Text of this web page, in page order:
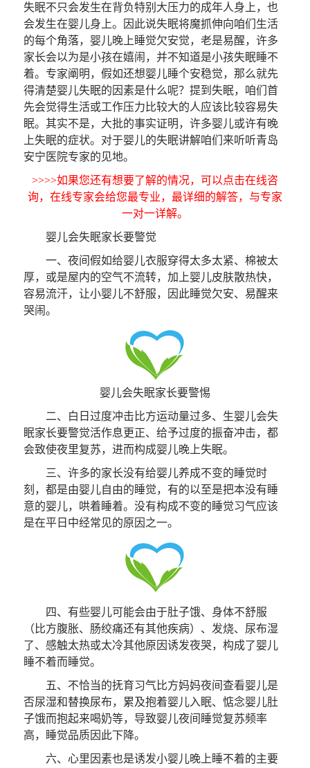
失眠不只会发生在背负特别大压力的成年人身上，也
会发生在婴儿身上。因此说失眠将魔抓伸向咱们生活
的每个角落，婴儿晚上睡觉欠安觉，老是易醒，许多
家长会以为是小孩在嬉闹，并不知道是小孩失眠睡不
着。专家阐明，假如还想婴儿睡个安稳觉，那么就先
得清楚婴儿失眠的因素是什么呢？提到失眠，咱们首
先会觉得生活或工作压力比较大的人应该比较容易失
眠。其实不是，大批的事实证明，许多婴儿或许有晚
上失眠的症状。对于婴儿的失眠讲解咱们来听听青岛
安宁医院专家的见地。
>>>>如果您还有想要了解的情况，可以点击在线咨
询，在线专家会给您最专业，最详细的解答，与专家
一对一详解。
婴儿会失眠家长要警觉
一、夜间假如给婴儿衣服穿得太多太紧、棉被太
厚，或是屋内的空气不流转，加上婴儿皮肤散热快，
容易流汗，让小婴儿不舒服，因此睡觉欠安、易醒来
哭闹。
婴儿会失眠家长要警惕
二、白日过度冲击比方运动量过多、生婴儿会失
眠家长要警觉活作息更正、给予过度的振奋冲击，都
会致使夜里复苏，进而构成婴儿晚上失眠。
三、许多的家长没有给婴儿养成不变的睡觉时
刻，都是由婴儿自由的睡觉，有的以至是把本没有睡
意的婴儿，哄着睡着。没有构成不变的睡觉习气应该
是在平日中经常见的原因之一。
四、有些婴儿可能会由于肚子饿、身体不舒服
（比方腹胀、肠绞痛还有其他疾病）、发烧、尿布湿
了、感触太热或太冷其他原因诱发夜哭，构成了婴儿
睡不着而睡觉。
五、不恰当的抚育习气比方妈妈夜间查看婴儿是
否尿湿和替换尿布，累及抱着婴儿入眠、惦念婴儿肚
子饿而抱起来喝奶等，导致婴儿夜间睡觉复苏频率
高，睡觉品质因此下降。
六、心里因素也是诱发小婴儿晚上睡不着的主要